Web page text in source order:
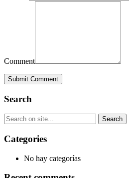
Comment
Submit Comment
Search
Categories
No hay categorías